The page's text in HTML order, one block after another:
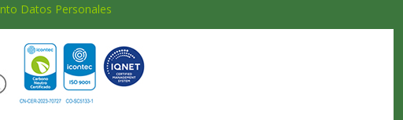
Datos Personales